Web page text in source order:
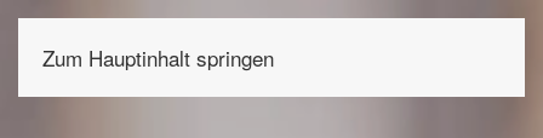
Zum Hauptinhalt springen